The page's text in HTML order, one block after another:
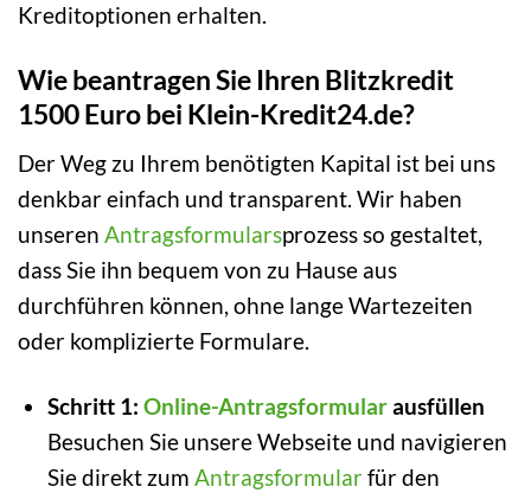
Kreditoptionen erhalten.
Wie beantragen Sie Ihren Blitzkredit
1500 Euro bei Klein-Kredit24.de?
Der Weg zu Ihrem benötigten Kapital ist bei uns
denkbar einfach und transparent. Wir haben
unseren Antragsformularsprozess so gestaltet,
dass Sie ihn bequem von zu Hause aus
durchführen können, ohne lange Wartezeiten
oder komplizierte Formulare.
Schritt 1: Online-Antragsformularausfüllen
Besuchen Sie unsere Webseite und navigieren
Sie direkt zum Antragsformularfür den